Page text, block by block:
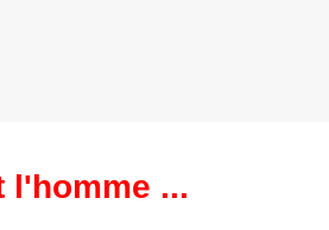
l'homme ...